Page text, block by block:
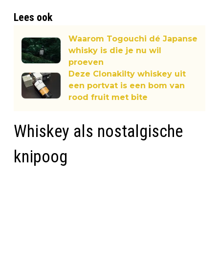
Lees ook
Waarom Togouchi dé Japanse
whisky is die je nu wil
proeven
Deze Clonakilty whiskey uit
een portvat is een bom van
rood fruit met bite
Whiskey als nostalgische
knipoog